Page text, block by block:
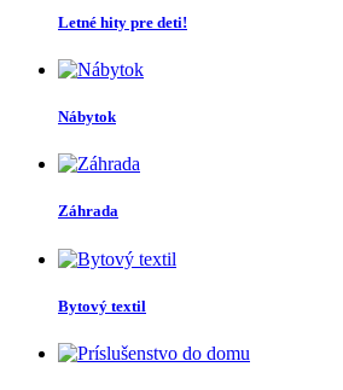
Letné hity pre deti!
Nábytok
Záhrada
Bytový textil